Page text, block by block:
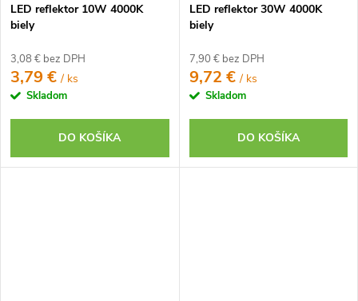
LED reflektor 10W 4000K
biely
3,08 € bez DPH
3,79 €/ ks
Skladom
DO KOŠÍKA
LED reflektor 30W 4000K
biely
7,90 € bez DPH
9,72 €/ ks
Skladom
DO KOŠÍKA